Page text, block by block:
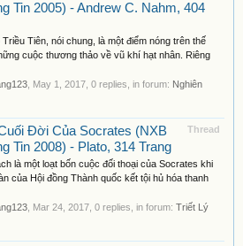
Tin 2005) - Andrew C. Nahm, 404
Triều Tiên, nói chung, là một điểm nóng trên thế
cuộc thương thảo về vũ khí hạt nhân. Riêng
May 1, 2017 , 0 replies, in forum: Nghiên
Thread
Đời Của Socrates (NXB
Tin 2008) - Plato, 314 Trang
là một loạt bốn cuộc đối thoại của Socrates khi
của Hội đồng Thành quốc kết tội hủ hóa thanh
Mar 24, 2017 , 0 replies, in forum: Triết Lý